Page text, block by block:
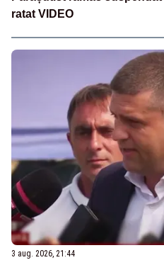
ratat VIDEO
3 aug. 2026, 21:44